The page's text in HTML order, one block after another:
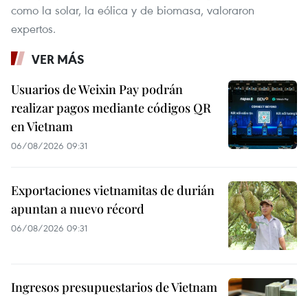
como la solar, la eólica y de biomasa, valoraron
expertos.
VER MÁS
Usuarios de Weixin Pay podrán
realizar pagos mediante códigos QR
en Vietnam
06/08/2026 09:31
Exportaciones vietnamitas de durián
apuntan a nuevo récord
06/08/2026 09:31
Ingresos presupuestarios de Vietnam